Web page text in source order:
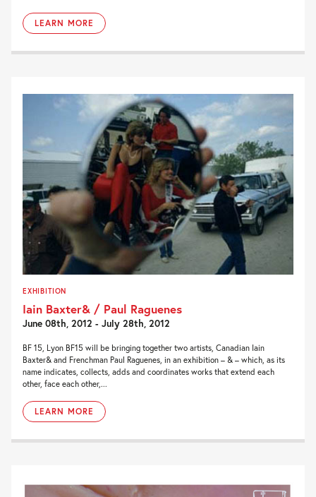
LEARN MORE
EXHIBITION
Iain Baxter& / Paul Raguenes
June 08th, 2012 - July 28th, 2012
BF 15, Lyon BF15 will be bringing together two artists, Canadian Iain
Baxter& and Frenchman Paul Raguenes, in an exhibition – & – which, as its
name indicates, collects, adds and coordinates works that extend each
other, face each other,...
LEARN MORE